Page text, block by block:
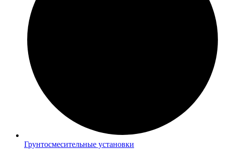
Грунтосмесительные установки